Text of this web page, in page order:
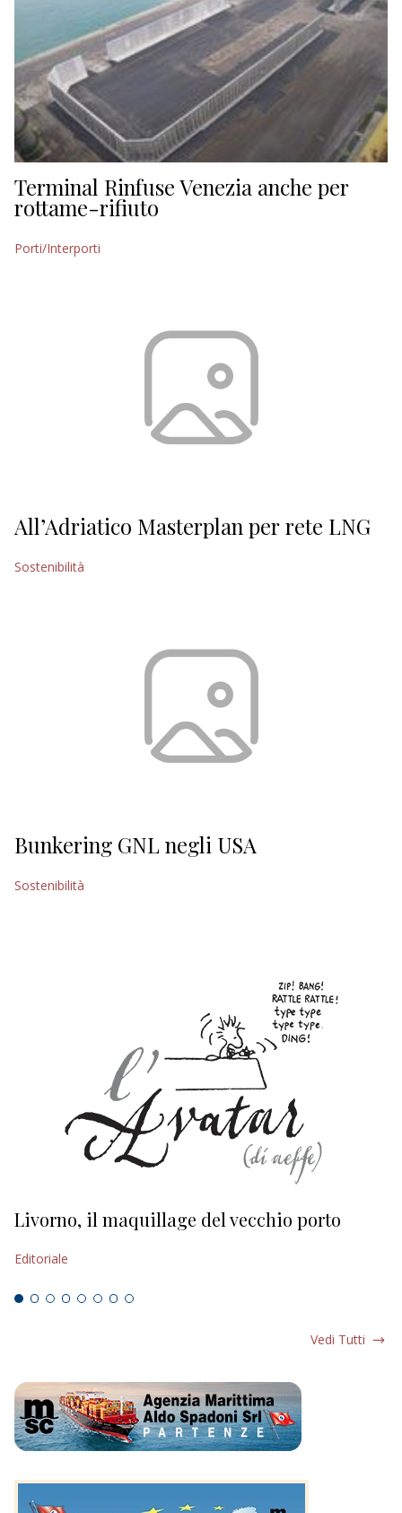
Terminal Rinfuse Venezia anche per
rottame-rifiuto
Porti/Interporti
All’Adriatico Masterplan per rete LNG
Sostenibilità
Bunkering GNL negli USA
Sostenibilità
Livorno, il maquillage del vecchio porto
Editoriale
Vedi Tutti